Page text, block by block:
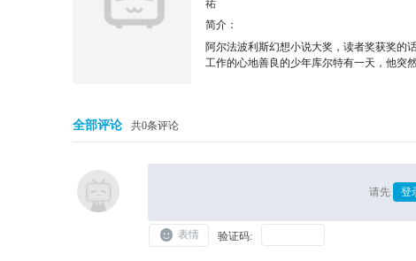
祐
简介：
阿尔法波利斯幻想小说大奖，读者奖获奖的
工作的心地善良的少年库尔特有一天，他突
谋生，决定帮助他做各种各样的工作。于是
全部评论 共0条评论
请先 登
表情 验证码: